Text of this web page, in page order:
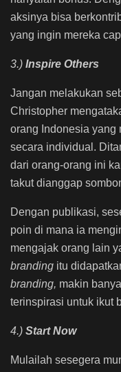
aksinya bisa
yang ingin mereka
3.) Inspire Others
Jangan melakukan
Christopher
orang Indonesia yang
secara individual.
dari orang-orang ini
takut dianggap
Dengan publikasi,
poin di mana ia
mengajak orang lain
branding itu
branding, makin
terinspirasi untuk ikut
4.) Start Now
Mulailah sesegera